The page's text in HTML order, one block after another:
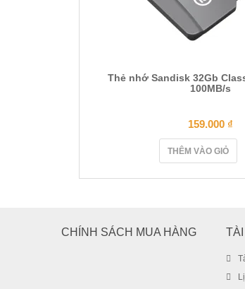
Thẻ nhớ Sandisk 32Gb
100MB/s
159.000 ₫
THÊM VÀO GIỎ
CHÍNH SÁCH MUA HÀNG